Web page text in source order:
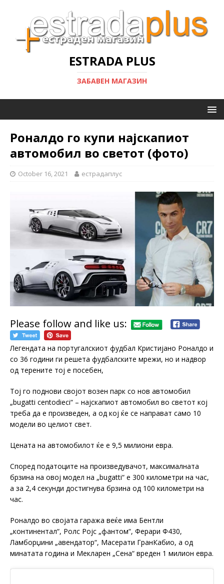
ESTRADA PLUS
ЗАБАВЕН МАГАЗИН
Роналдо го купи најскапиот
автомобил во светот (фото)
October 16, 2021 естрадаплус
Please follow and like us:
Легендата на португалскиот фудбал Кристијано Роналдо и
со 36 години ги решета фудбалските мрежи, но и надвор
од терените тој е посебен,
Тој го поднови својот возен парк со нов автомобил
„bugatti centodieci“ – најскапиот автомобил во светот кој
треба да е произведен, а од кој ќе се направат само 10
модели во целиот свет.
Цената на автомобилот ќе е 9,5 милиони евра.
Според податоците на произведувачот, максималната
брзина на овој модел на „bugatti“ е 300 километри на час,
а за 2,4 секунди достигнува брзина од 100 километри на
час.
Роналдо во својата гаража веќе има Бентли
„континентал“, Ролс Ројс „фантом“, Ферари Ф430,
Ламборџини „авендатор“, Масерати ГранКабио, а од
минатата година и Мекларен „Сена“ вреден 1 милион евра.